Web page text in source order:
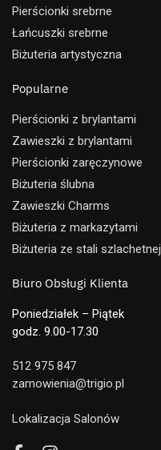
Pierścionki srebrne
Łańcuszki srebrne
Biżuteria artystyczna
Popularne
Pierścionki z brylantami
Zawieszki z brylantami
Pierścionki zaręczynowe
Biżuteria ślubna
Zawieszki Charms
Biżuteria z markazytami
Biżuteria ze stali szlachetnej
Biuro Obsługi Klienta
Poniedziałek – Piątek
godz. 9.00-17.30
512 975 847
zamowienia@trigio.pl
Lokalizacja Salonów